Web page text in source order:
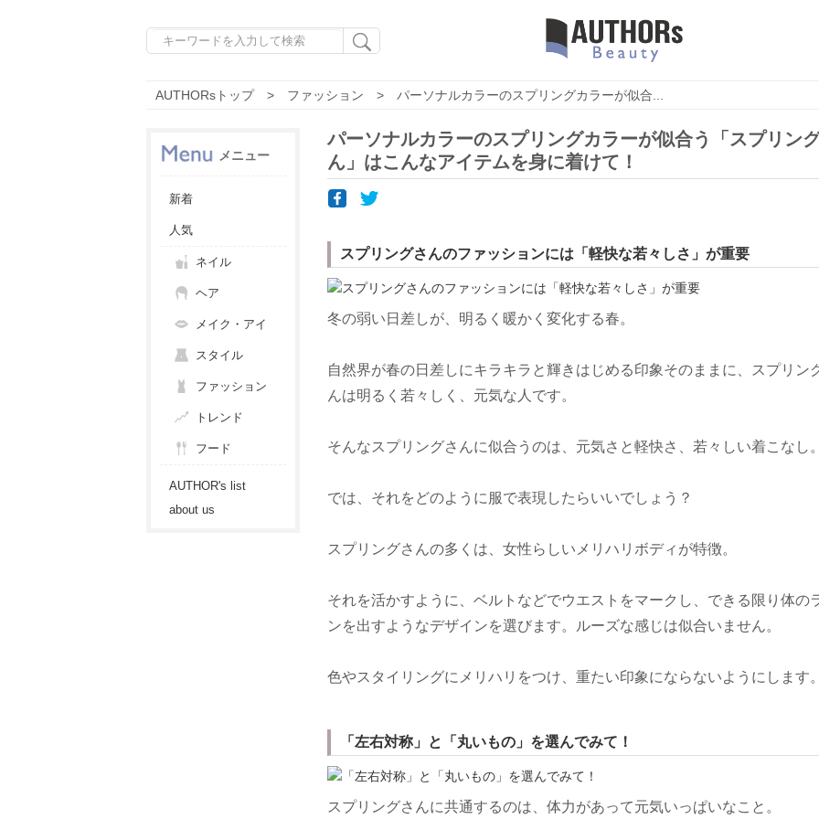
AUTHORsトップ ファッション パーソナルカラーのスプリングカラーが似合...
メニュー
新着
人気
ネイル
ヘア
メイク・アイ
スタイル
ファッション
トレンド
フード
AUTHOR's list
about us
パーソナルカラーのスプリングカラーが似合う「スプリン
ん」はこんなアイテムを身に着けて！
スプリングさんのファッションには「軽快な若々しさ」が重要
冬の弱い日差しが、明るく暖かく変化する春。
自然界が春の日差しにキラキラと輝きはじめる印象そのままに、スプリン
んは明るく若々しく、元気な人です。
そんなスプリングさんに似合うのは、元気さと軽快さ、若々しい着こなし。
では、それをどのように服で表現したらいいでしょう？
スプリングさんの多くは、女性らしいメリハリボディが特徴。
それを活かすように、ベルトなどでウエストをマークし、できる限り体の
ンを出すようなデザインを選びます。ルーズな感じは似合いません。
色やスタイリングにメリハリをつけ、重たい印象にならないようにします。
「左右対称」と「丸いもの」を選んでみて！
スプリングさんに共通するのは、体力があって元気いっぱいなこと。